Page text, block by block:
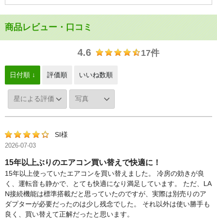
商品レビュー・口コミ
4.6 17件
日付順 ↓ 評価順 いいね数順
SI様
2026-07-03
15年以上ぶりのエアコン買い替えで快適に！
15年以上使っていたエアコンを買い替えました。 冷房の効きが良
く、運転音も静かで、とても快適になり満足しています。 ただ、LA
N接続機能は標準搭載だと思っていたのですが、実際は別売りのア
ダプターが必要だったのは少し残念でした。 それ以外は使い勝手も
良く、買い替えて正解だったと思います。